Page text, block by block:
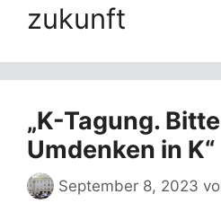
zukunft
„K-Tagung.
Umdenken in K“
September 8, 2023